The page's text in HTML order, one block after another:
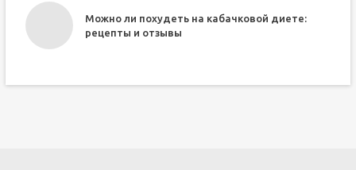
Можно ли похудеть на кабачковой диете:
рецепты и отзывы